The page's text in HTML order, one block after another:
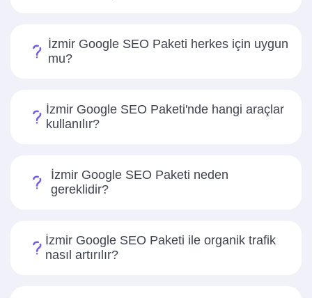
İzmir Google SEO Paketi herkes için uygun
mu?
İzmir Google SEO Paketi'nde hangi araçlar
kullanılır?
İzmir Google SEO Paketi neden
gereklidir?
İzmir Google SEO Paketi ile organik trafik
nasıl artırılır?